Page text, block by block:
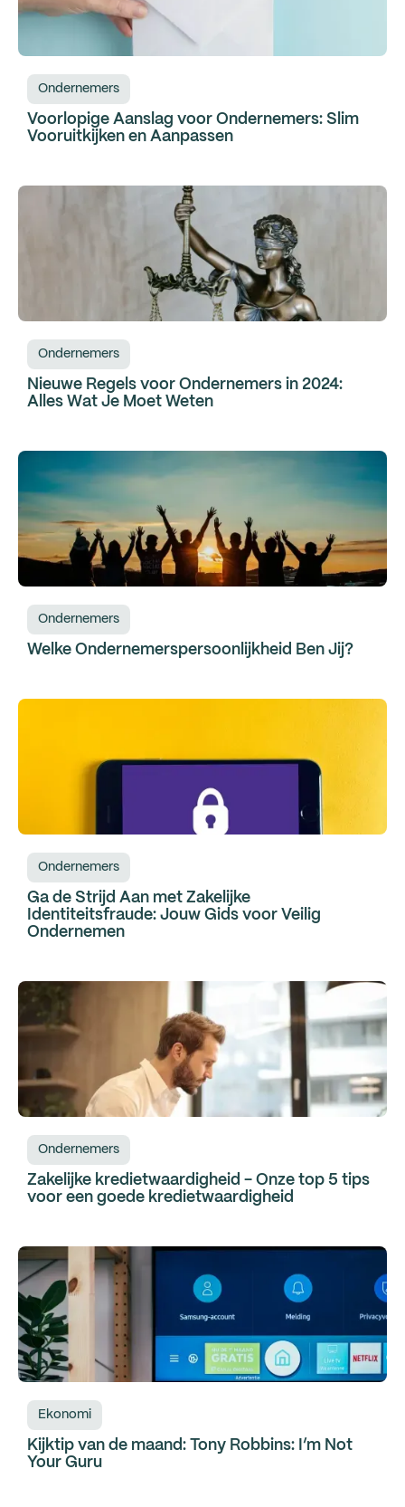
Ondernemers
Voorlopige Aanslag voor Ondernemers: Slim
Vooruitkijken en Aanpassen
Ondernemers
Nieuwe Regels voor Ondernemers in 2024:
Alles Wat Je Moet Weten
Ondernemers
Welke Ondernemerspersoonlijkheid Ben Jij?
Ondernemers
Ga de Strijd Aan met Zakelijke
Identiteitsfraude: Jouw Gids voor Veilig
Ondernemen
Ondernemers
Zakelijke kredietwaardigheid - Onze top 5 tips
voor een goede kredietwaardigheid
Ekonomi
Kijktip van de maand: Tony Robbins: I’m Not
Your Guru